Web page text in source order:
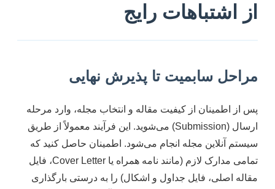
از اشتباهات رایج
مراحل سابمیت تا پذیرش نهایی
پس از اطمینان از کیفیت مقاله و انتخاب مجله، وارد مرحله
ارسال (Submission) می‌شوید. این فرآیند معمولاً از طریق
سیستم آنلاین مجله انجام می‌شود. اطمینان حاصل کنید که
تمامی مدارک لازم (مانند نامه همراه یا Cover Letter، فایل
مقاله اصلی، فایل جداول و اشکال) را به درستی بارگذاری